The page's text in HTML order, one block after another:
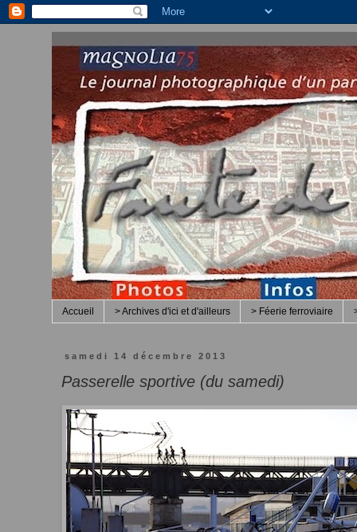
Accueil > Archives d'ici et d'ailleurs > Féerie ferroviaire
samedi 14 décembre 2013
Passerelle sportive (du samedi)